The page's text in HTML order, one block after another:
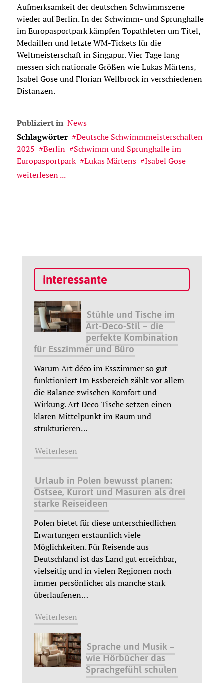
Aufmerksamkeit der deutschen Schwimmszene
wieder auf Berlin. In der Schwimm- und Sprunghalle
im Europasportpark kämpfen Topathleten um Titel,
Medaillen und letzte WM-Tickets für die
Weltmeisterschaft in Singapur. Vier Tage lang
messen sich nationale Größen wie Lukas Märtens,
Isabel Gose und Florian Wellbrock in verschiedenen
Distanzen.
Publiziert in News
Schlagwörter
Deutsche Schwimmmeisterschaften
2025
Berlin
Schwimm und Sprunghalle im
Europasportpark
Lukas Märtens
Isabel Gose
weiterlesen ...
interessante
Stühle und Tische im
Art-Deco-Stil – die
perfekte Kombination
für Esszimmer und Büro
Warum Art déco im Esszimmer so gut
funktioniert Im Essbereich zählt vor allem
die Balance zwischen Komfort und
Wirkung. Art Deco Tische setzen einen
klaren Mittelpunkt im Raum und
strukturieren…
Weiterlesen
Urlaub in Polen bewusst planen:
Ostsee, Kurort und Masuren als drei
starke Reiseideen
Polen bietet für diese unterschiedlichen
Erwartungen erstaunlich viele
Möglichkeiten. Für Reisende aus
Deutschland ist das Land gut erreichbar,
vielseitig und in vielen Regionen noch
immer persönlicher als manche stark
überlaufenen…
Weiterlesen
Sprache und Musik –
wie Hörbücher das
Sprachgefühl schulen